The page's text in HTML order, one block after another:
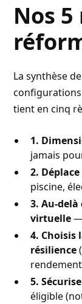
Nos
La synthèse
tient en cinq
1.
jamais
2.
piscine,
3. Au-
virtuelle—
4. Choisis
résilience
5.
éligible